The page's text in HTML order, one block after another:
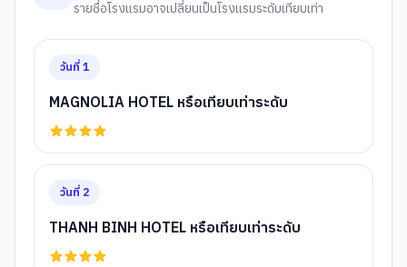
รายชื่อโรงแรมอาจเปลี่ยนเป็นโรงแรมระดับเทียบเท่า
วันที่ 1
MAGNOLIA HOTEL หรือเทียบเท่าระดับ
วันที่ 2
THANH BINH HOTEL หรือเทียบเท่าระดับ